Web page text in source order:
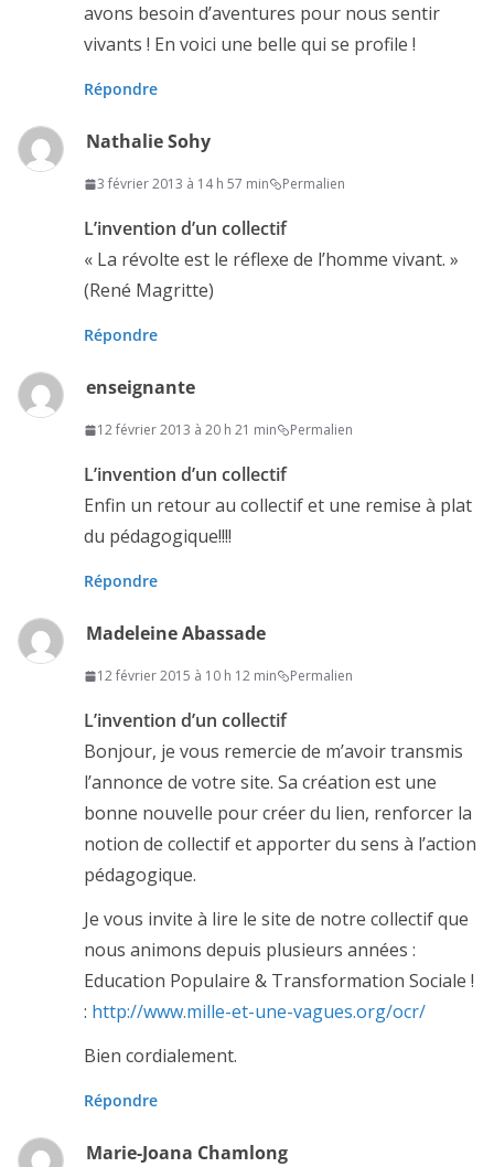
avons besoin d’aventures pour nous sentir
vivants ! En voici une belle qui se profile !
Répondre
Nathalie Sohy
3 février 2013 à 14 h 57 min Permalien
L’invention d’un collectif
« La révolte est le réflexe de l’homme vivant. »
(René Magritte)
Répondre
enseignante
12 février 2013 à 20 h 21 min Permalien
L’invention d’un collectif
Enfin un retour au collectif et une remise à plat
du pédagogique!!!!
Répondre
Madeleine Abassade
12 février 2015 à 10 h 12 min Permalien
L’invention d’un collectif
Bonjour, je vous remercie de m’avoir transmis
l’annonce de votre site. Sa création est une
bonne nouvelle pour créer du lien, renforcer la
notion de collectif et apporter du sens à l’action
pédagogique.
Je vous invite à lire le site de notre collectif que
nous animons depuis plusieurs années :
Education Populaire & Transformation Sociale !
: http://www.mille-et-une-vagues.org/ocr/
Bien cordialement.
Répondre
Marie-Joana Chamlong